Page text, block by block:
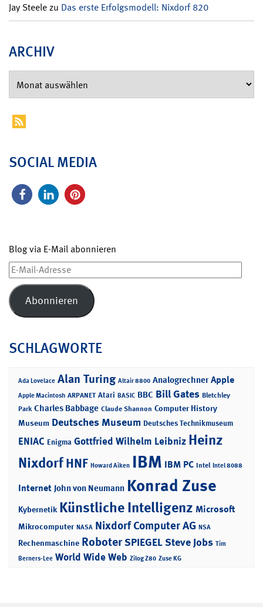
Jay Steelezu Das erste Erfolgsmodell: Nixdorf 820
ARCHIV
SOCIAL MEDIA
Blog via E-Mail abonnieren
E-
Mail-
Adresse
Abonnieren
SCHLAGWORTE
Ada Lovelace Alan Turing Altair 8800 Analogrechner Apple
Apple Macintosh ARPANET Atari BASIC BBC Bill Gates Bletchley
Park Charles Babbage Claude Shannon Computer History
Museum Deutsches Museum Deutsches Technikmuseum
ENIAC Enigma Gottfried Wilhelm Leibniz Heinz
NixdorfHNF Howard Aiken IBM IBM PC Intel Intel 8088
Internet John von Neumann Konrad Zuse
Kybernetik Künstliche Intelligenz Microsoft
Mikrocomputer NASA Nixdorf Computer AG NSA
Rechenmaschine RoboterSPIEGELSteve Jobs Tim
Berners-Lee World Wide Web Zilog Z80 Zuse KG